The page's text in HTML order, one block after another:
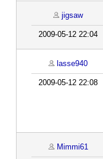
jigsaw
2009-05-12 22:04
lasse940
2009-05-12 22:08
Mimmi61